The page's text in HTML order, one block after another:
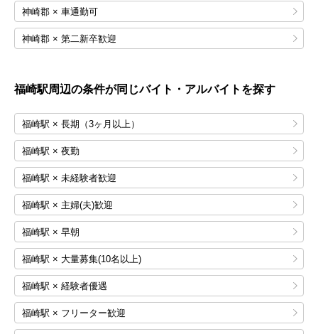
神崎郡 × 車通勤可
神崎郡 × 第二新卒歓迎
福崎駅周辺の条件が同じバイト・アルバイトを探す
福崎駅 × 長期（3ヶ月以上）
福崎駅 × 夜勤
福崎駅 × 未経験者歓迎
福崎駅 × 主婦(夫)歓迎
福崎駅 × 早朝
福崎駅 × 大量募集(10名以上)
福崎駅 × 経験者優遇
福崎駅 × フリーター歓迎